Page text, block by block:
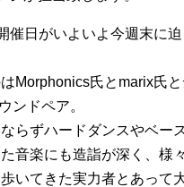
催日がいよいよ今週末に迫
Morphonics氏とmarix氏
ンドペア。
らずハードダンスやベー
音楽にも造詣が深く、様
いてきた実力者とあって